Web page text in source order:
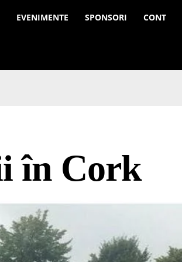
EVENIMENTE SPONSORI CONT
în Cork